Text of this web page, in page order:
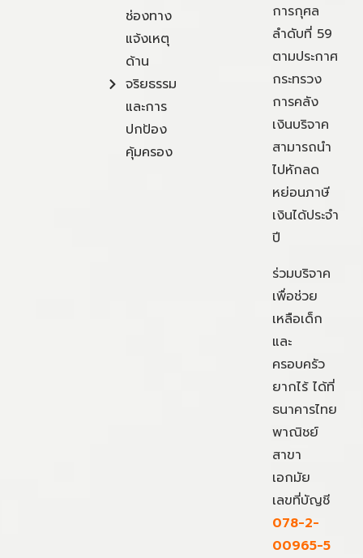
ช่องทาง
แจ้งเหตุ
ด้าน
จริยธรรม
และการ
ปกป้อง
คุ้มครอง
การกุศล
ลำดับที่ 59
ตามประกาศ
กระทรวง
การคลัง
เงินบริจาค
สามารถนำ
ไปหักลด
หย่อนภาษี
เงินได้ประจำ
ปี
ร่วมบริจาค
เพื่อช่วย
เหลือเด็ก
และ
ครอบครัว
ยากไร้ ได้ที่
ธนาคารไทย
พาณิชย์
สาขา
เอกมัย
เลขที่บัญชี
078-2-
00965-5